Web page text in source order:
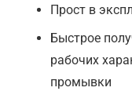
Прост в
Быстрое
рабочих
промывки